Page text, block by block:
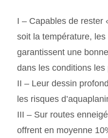
I – Capables de rester
soit la température,
garantissent une
dans les conditions les
II – Leur dessin
les risques
III – Sur routes
offrent en moyenne